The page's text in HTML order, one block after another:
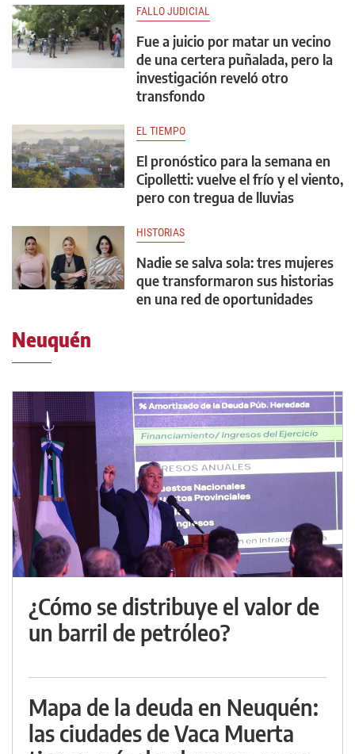
FALLO JUDICIAL
Fue a juicio por matar un vecino
de una certera puñalada, pero la
investigación reveló otro
transfondo
EL TIEMPO
El pronóstico para la semana en
Cipolletti: vuelve el frío y el viento,
pero con tregua de lluvias
HISTORIAS
Nadie se salva sola: tres mujeres
que transformaron sus historias
en una red de oportunidades
Neuquén
¿Cómo se distribuye el valor de
un barril de petróleo?
Mapa de la deuda en Neuquén:
las ciudades de Vaca Muerta